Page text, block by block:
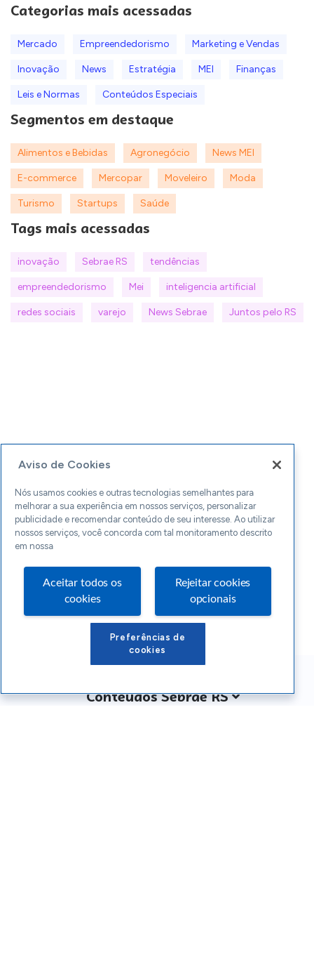
Categorias mais acessadas
Mercado Empreendedorismo Marketing e Vendas
Inovação News Estratégia MEI Finanças
Leis e Normas Conteúdos Especiais
Segmentos em destaque
Alimentos e Bebidas Agronegócio News MEI
E-commerce Mercopar Moveleiro Moda
Turismo Startups Saúde
Tags mais acessadas
inovação Sebrae RS tendências
empreendedorismo Mei inteligencia artificial
redes sociais varejo News Sebrae Juntos pelo RS
Conteúdos Sebrae RS
Aviso de Cookies
Nós usamos cookies e outras tecnologias semelhantes para
melhorar a sua experiência em nossos serviços, personalizar
publicidade e recomendar conteúdo de seu interesse. Ao utilizar
nossos serviços, você concorda com tal monitoramento descrito
em nossa
Aceitar todos os
cookies
Rejeitar cookies
opcionais
Preferências de
cookies